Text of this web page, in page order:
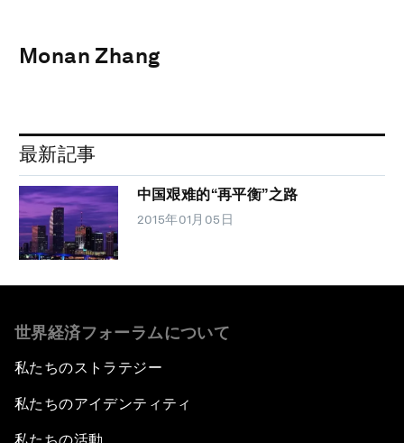
Monan Zhang
最新記事
中国艰难的“再平衡”之路
2015年01月05日
世界経済フォーラムについて
私たちのストラテジー
私たちのアイデンティティ